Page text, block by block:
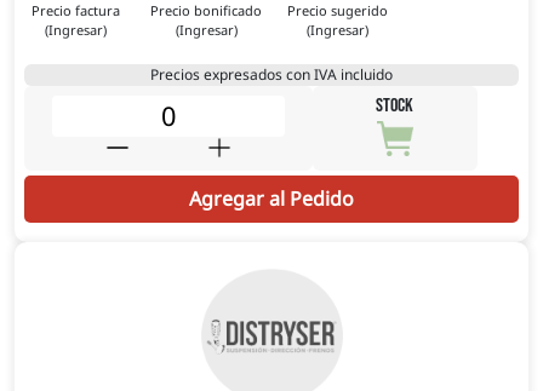
Precio factura
(Ingresar)
Precio bonificado
(Ingresar)
Precio sugerido
(Ingresar)
Precios expresados con IVA incluido
STOCK
Agregar al Pedido